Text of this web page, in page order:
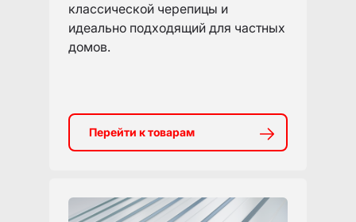
классической черепицы и
идеально подходящий для частных
домов.
Перейти к товарам